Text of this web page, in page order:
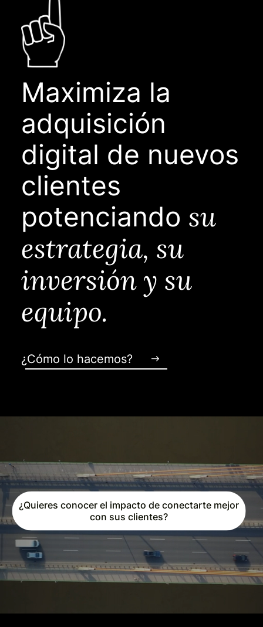
Maximiza la
adquisición
digital de nuevos
clientes
potenciando su
estrategia, su
inversión y su
equipo.
¿Cómo lo hacemos?
¿Quieres conocer el impacto de conectarte mejor
con sus clientes?